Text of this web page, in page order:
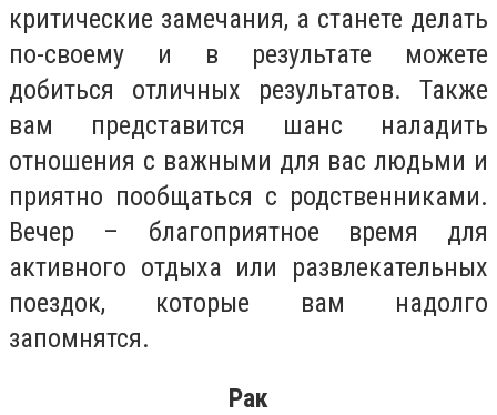
критические замечания, а станете делать
по-своему и в результате можете
добиться отличных результатов. Также
вам представится шанс наладить
отношения с важными для вас людьми и
приятно пообщаться с родственниками.
Вечер – благоприятное время для
активного отдыха или развлекательных
поездок, которые вам надолго
запомнятся.
Рак